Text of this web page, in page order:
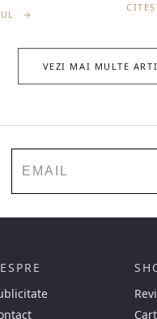
→
VEZI MAI MULTE